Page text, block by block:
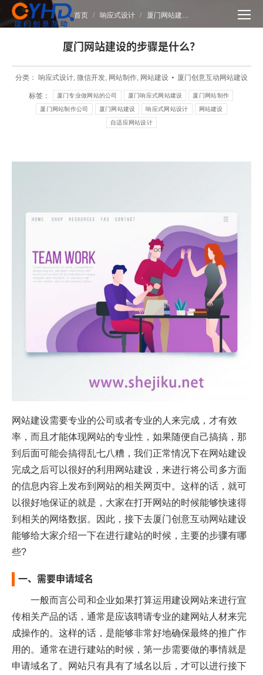
您在这里：
首页 响应式设计 厦门网站建…
厦门网站建设的步骤是什么？
分类： 响应式设计, 微信开发, 网站制作, 网站建设 厦门创意互动网站建设
标签： 厦门专业做网站的公司 厦门响应式网站建设 厦门网站制作
厦门网站制作公司 厦门网站建设 响应式网站设计 网站建设
自适应网站设计
网站建设需要专业的公司或者专业的人来完成，才有效
率，而且才能体现网站的专业性，如果随便自己搞搞，那
到后面可能会搞得乱七八糟，我们正常情况下在网站建设
完成之后可以很好的利用 网站建设 ，来进行将公司 多方面
的信息内容 上发布到网站的相关网页中。 这样的话 ，就可
以很好地保证的就是 ， 大家在打开网站的时候能够快速得
到 相关的网络数据。 因此 ， 接下去厦门创意互动网站建设
能够给大家介绍一下在进行建站的时候 ， 主要的步骤有哪
些?
一、 需要申请域名
一般而言公司 和企业如果打算运用建设网站来进行宣
传相关产品的话 ， 通常是应该聘请专业的建网站 人材来完
成操作的。 这样的话 ，是能够非常好地确保最终的推广作
用 的。 通常在进行建站的时候 ， 第一步需要做的事情就是
申请域名了。 网站只有具有了域名 以后 ，才可以进行接下